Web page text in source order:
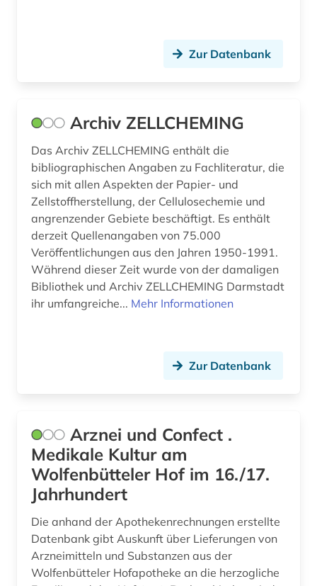
infrastruktur (1)
ingenieurwissenschaften (3)
inhaltsstoff (1)
inhaltsstoffe (1)
inhaltsverzeichnis (1)
internationale norm (1)
iso-norm (2)
klinisches experiment (5)
kollaboration (1)
komplexe (1)
konfekt (1)
kosmetik (1)
Zur Datenbank
Archiv ZELLCHEMING
Das Archiv ZELLCHEMING enthält die
bibliographischen Angaben zu Fachliteratur, die
sich mit allen Aspekten der Papier- und
Zellstoffherstellung, der Cellulosechemie und
angrenzender Gebiete beschäftigt. Es enthält
derzeit Quellenangaben von 75.000
Veröffentlichungen aus den Jahren 1950-1991.
Während dieser Zeit wurde von der damaligen
Bibliothek und Archiv ZELLCHEMING Darmstadt
ihr umfangreiche... Mehr Informationen
Zur Datenbank
Arznei und Confect .
Medikale Kultur am
Wolfenbütteler Hof im 16./17.
Jahrhundert
Die anhand der Apothekenrechnungen erstellte
Datenbank gibt Auskunft über Lieferungen von
Arzneimitteln und Substanzen aus der
Wolfenbütteler Hofapotheke an die herzogliche